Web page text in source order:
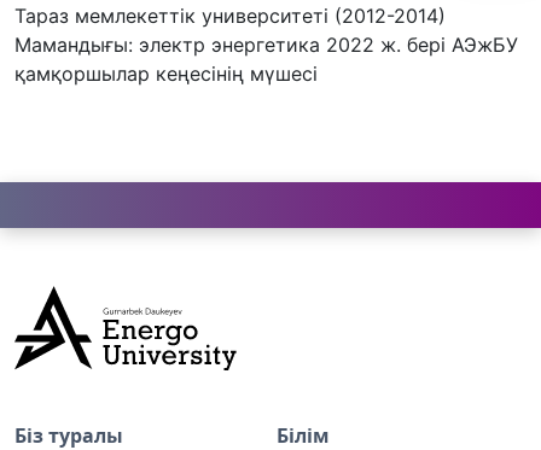
Тараз мемлекеттік университеті (2012-2014)
Мамандығы: электр энергетика 2022 ж. бері АЭжБУ
қамқоршылар кеңесінің мүшесі
Біз туралы Білім